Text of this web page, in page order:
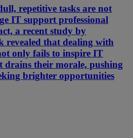
repetitive tasks are not
IT support professional
a recent study by
revealed that dealing with
only fails to inspire IT
drains their morale, pushing
brighter opportunities